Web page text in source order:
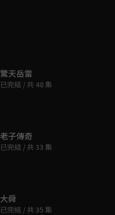
驚天岳雷
已完結 / 共 48 集
老子傳奇
已完結 / 共 33 集
大舜
已完結 / 共 35 集